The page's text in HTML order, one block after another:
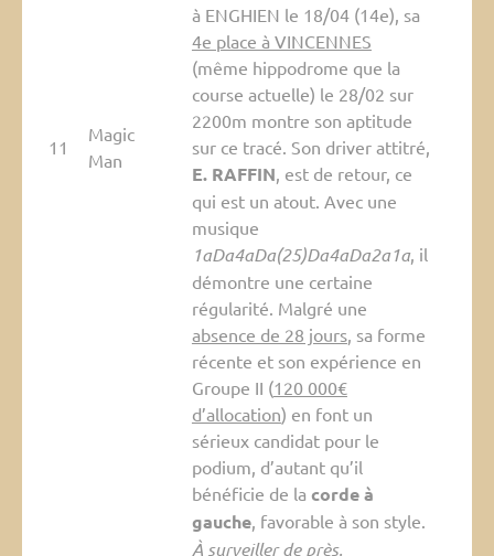
11
Magic
Man
à ENGHIEN le 18/04 (14e), sa
4e place à VINCENNES
(même hippodrome que la
course actuelle) le 28/02 sur
2200m montre son aptitude
sur ce tracé. Son driver attitré,
E. RAFFIN, est de retour, ce
qui est un atout. Avec une
musique
1aDa4aDa(25)Da4aDa2a1a, il
démontre une certaine
régularité. Malgré une
absence de 28 jours, sa forme
récente et son expérience en
Groupe II (120 000€
d’allocation) en font un
sérieux candidat pour le
podium, d’autant qu’il
bénéficie de la corde à
gauche, favorable à son style.
À surveiller de près.